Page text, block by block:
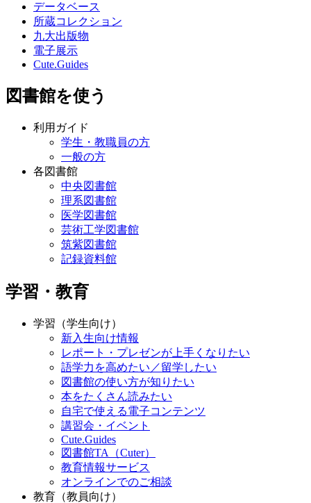
データベース
所蔵コレクション
九大出版物
電子展示
Cute.Guides
図書館を使う
利用ガイド
学生・教職員の方
一般の方
各図書館
中央図書館
理系図書館
医学図書館
芸術工学図書館
筑紫図書館
記録資料館
学習・教育
学習（学生向け）
新入生向け情報
レポート・プレゼンが上手くなりたい
語学力を高めたい／留学したい
図書館の使い方が知りたい
本をたくさん読みたい
自宅で使える電子コンテンツ
講習会・イベント
Cute.Guides
図書館TA（Cuter）
教育情報サービス
オンラインでのご相談
教育（教員向け）